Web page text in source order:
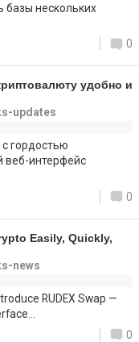
базы нескольких
0
удобно и
updates
гордостью
веб-интерфейс
0
Easily, Quickly,
news
RUDEX Swap —
0